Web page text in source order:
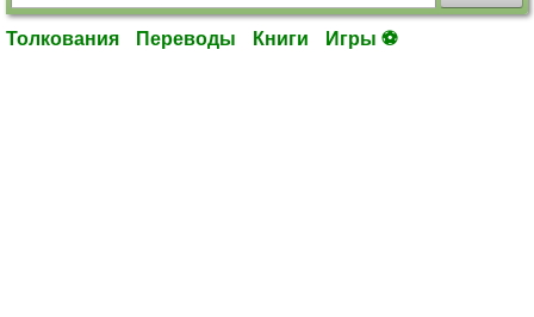
Толкования Переводы Книги Игры ⚽